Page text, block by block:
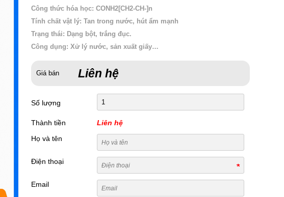
Công thức hóa học: CONH2[CH2-CH-]n
Tính chất vật lý: Tan trong nước, hút ẩm mạnh
Trạng thái: Dạng bột, trắng đục.
Công dụng: Xử lý nước, sản xuất giấy…
Giá bán Liên hệ
Số lượng
Thành tiền
Liên hệ
Họ và tên
Điện thoại
Email